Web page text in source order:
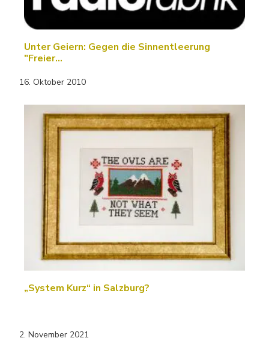
Unter Geiern: Gegen die Sinnentleerung
"Freier…
16. Oktober 2010
„System Kurz“ in Salzburg?
2. November 2021